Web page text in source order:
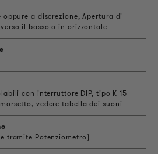
a discrezione, Apertura di
il basso o in orizzontale
con interruttore DIP, tipo K 15
vedere tabella dei suoni
tramite Potenziometro)